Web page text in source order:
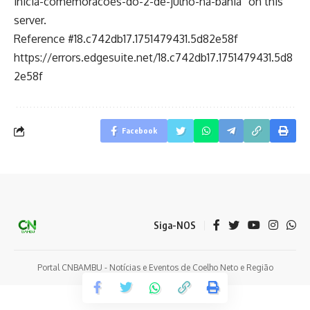
server.
Reference #18.c742db17.1751479431.5d82e58f
https://errors.edgesuite.net/18.c742db17.1751479431.5d8
2e58f
Facebook
Siga-NOS
Portal CNBAMBU - Notícias e Eventos de Coelho Neto e Região